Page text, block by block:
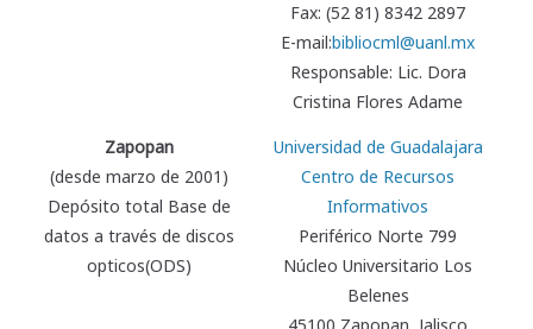
Fax: (52 81) 8342 2897
E-mail:bibliocml@uanl.mx
Responsable: Lic. Dora
Cristina Flores Adame
Zapopan
(desde marzo de 2001)
Depósito total Base de
datos a través de discos
opticos(ODS)
Universidad de Guadalajara
Centro de Recursos
Informativos
Periférico Norte 799
Núcleo Universitario Los
Belenes